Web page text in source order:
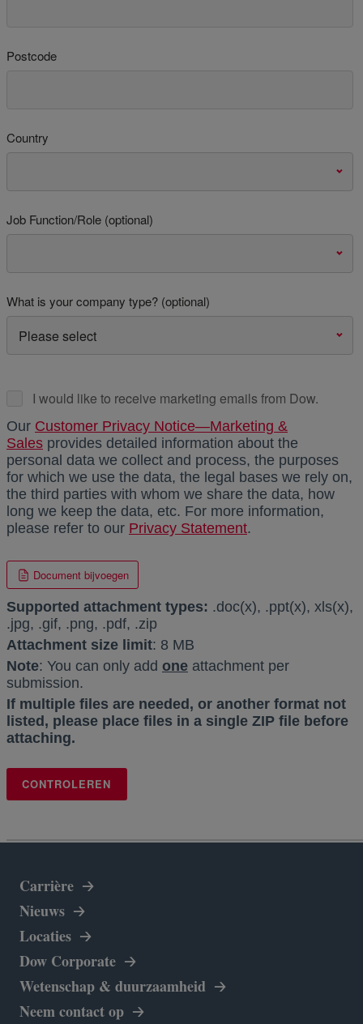
Postcode
Country
Job Function/Role (optional)
What is your company type? (optional)
I would like to receive marketing emails from Dow.
Our Customer Privacy Notice—Marketing &
Sales provides detailed information about the
personal data we collect and process, the purposes
for which we use the data, the legal bases we rely on,
the third parties with whom we share the data, how
long we keep the data, etc. For more information,
please refer to our Privacy Statement.
Document bijvoegen
Supported attachment types: .doc(x), .ppt(x), xls(x),
.jpg, .gif, .png, .pdf, .zip
Attachment size limit: 8 MB
Note: You can only add one attachment per
submission.
If multiple files are needed, or another format not
listed, please place files in a single ZIP file before
attaching.
CONTROLEREN
Carrière
Nieuws
Locaties
Dow Corporate opens in a new tab
Wetenschap & duurzaamheid
Neem contact op